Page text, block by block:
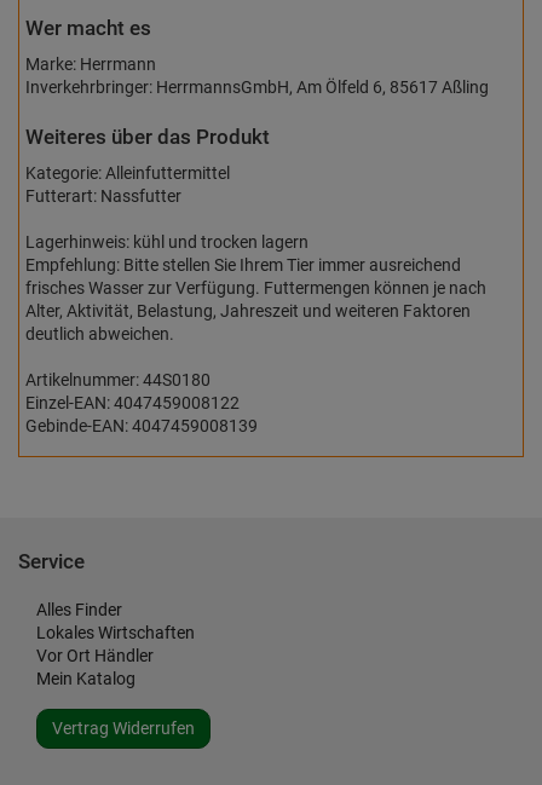
Wer macht es
Marke: Herrmann
Inverkehrbringer: HerrmannsGmbH, Am Ölfeld 6, 85617 Aßling
Weiteres über das Produkt
Kategorie: Alleinfuttermittel
Futterart: Nassfutter
Lagerhinweis: kühl und trocken lagern
Empfehlung: Bitte stellen Sie Ihrem Tier immer ausreichend
frisches Wasser zur Verfügung. Futtermengen können je nach
Alter, Aktivität, Belastung, Jahreszeit und weiteren Faktoren
deutlich abweichen.
Artikelnummer: 44S0180
Einzel-EAN: 4047459008122
Gebinde-EAN: 4047459008139
Service
Alles Finder
Lokales Wirtschaften
Vor Ort Händler
Mein Katalog
Vertrag Widerrufen